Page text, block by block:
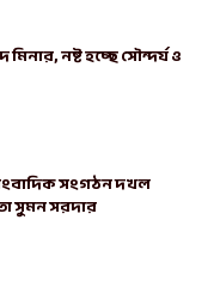
নষ্ট হচ্ছে সৌন্দর্য ও
সংগঠন দখল
সুমন সরদার